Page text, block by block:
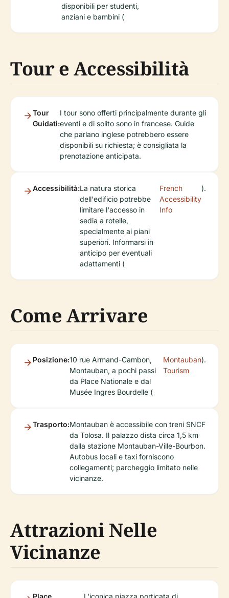
disponibili per studenti,
anziani e bambini (
Tour e Accessibilità
Tour
Guidati:
I tour sono offerti principalmente durante gli
eventi e di solito sono in francese. Guide
che parlano inglese potrebbero essere
disponibili su richiesta; è consigliata la
prenotazione anticipata.
Accessibilità:La natura storica
dell'edificio potrebbe
limitare l'accesso in
sedia a rotelle,
specialmente ai piani
superiori. Informarsi in
anticipo per eventuali
adattamenti (
French
Accessibility
Info
).
Come Arrivare
Posizione:10 rue Armand-Cambon,
Montauban, a pochi passi
da Place Nationale e dal
Musée Ingres Bourdelle (
Montauban
Tourism
).
Trasporto:Montauban è accessibile con treni SNCF
da Tolosa. Il palazzo dista circa 1,5 km
dalla stazione Montauban-Ville-Bourbon.
Autobus locali e taxi forniscono
collegamenti; parcheggio limitato nelle
vicinanze.
Attrazioni Nelle
Vicinanze
Place
L'iconica piazza porticata di